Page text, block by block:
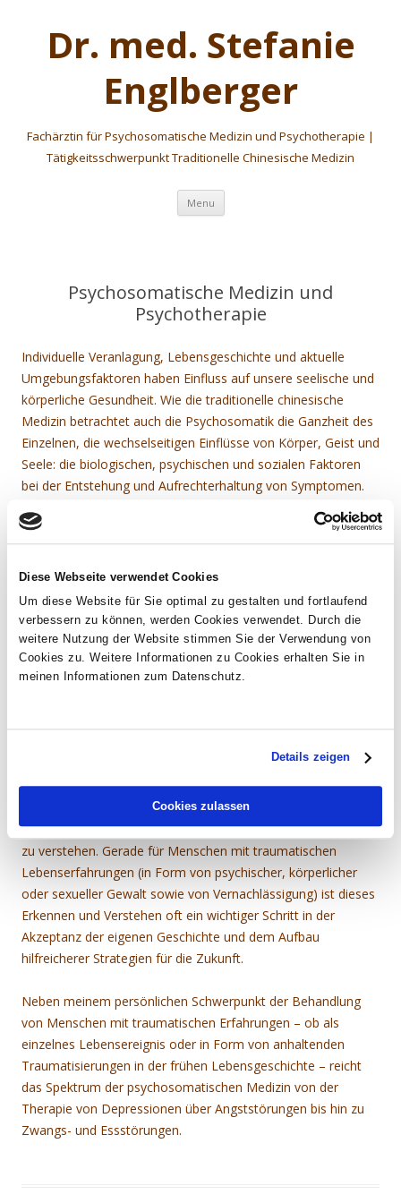
Diese Webseite verwendet Cookies
Um diese Website für Sie optimal zu gestalten und fortlaufend
verbessern zu können, werden Cookies verwendet. Durch die
weitere Nutzung der Website stimmen Sie der Verwendung von
Cookies zu. Weitere Informationen zu Cookies erhalten Sie in
meinen Informationen zum Datenschutz.
Details zeigen
Cookies zulassen
Dr. med. Stefanie
Englberger
Fachärztin für Psychosomatische Medizin und Psychotherapie |
Tätigkeitsschwerpunkt Traditionelle Chinesische Medizin
Menu Skip
content
Psychosomatische Medizin und
Psychotherapie
Individuelle Veranlagung, Lebensgeschichte und aktuelle
Umgebungsfaktoren haben Einfluss auf unsere seelische und
körperliche Gesundheit. Wie die traditionelle chinesische
Medizin betrachtet auch die Psychosomatik die Ganzheit des
Einzelnen, die wechselseitigen Einflüsse von Körper, Geist und
Seele: die biologischen, psychischen und sozialen Faktoren
bei der Entstehung und Aufrechterhaltung von Symptomen.
Gerne möchte ich Ihnen mithilfe psychotherapeutischer
Methoden zur Seite stehen – ob in akuten Krisensituationen
oder bei bereits länger bestehenden Beschwerden. Neben
einer Verbesserung der Symptome ist auch hier das Ziel der
Behandlung, Ihre eigenen Fähigkeiten und Kompetenzen zu
nutzen und nachhaltig zu stärken.
Während meiner psychotherapeutischen Ausbildung durfte ich
„Handwerkszeug“ aus den verschiedensten
mein Anliegen, Ihnen je nach Ihrem persönlichen Bedarf mit
diesen unterschiedlichsten Möglichkeiten zur Seite zu stehen.
Dabei kann es hilfreich sein, die Entwicklung von Symptomen
als individuelle und ehemals wichtige (Überlebens-) Strategien
zu verstehen. Gerade für Menschen mit traumatischen
Lebenserfahrungen (in Form von psychischer, körperlicher
oder sexueller Gewalt sowie von Vernachlässigung) ist dieses
Erkennen und Verstehen oft ein wichtiger Schritt in der
Akzeptanz der eigenen Geschichte und dem Aufbau
hilfreicherer Strategien für die Zukunft.
Neben meinem persönlichen Schwerpunkt der Behandlung
von Menschen mit traumatischen Erfahrungen – ob als
einzelnes Lebensereignis oder in Form von anhaltenden
Traumatisierungen in der frühen Lebensgeschichte – reicht
das Spektrum der psychosomatischen Medizin von der
Therapie von Depressionen über Angststörungen bis hin zu
Zwangs- und Essstörungen.